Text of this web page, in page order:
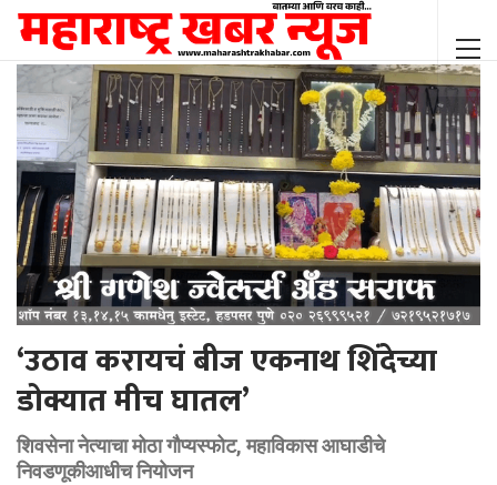
‘उठाव करायचं बीज एकनाथ शिंदेच्या
डोक्यात मीच घातल’
शिवसेना नेत्याचा मोठा गाैप्यस्फोट, महाविकास आघाडीचे
निवडणूकीआधीच नियोजन